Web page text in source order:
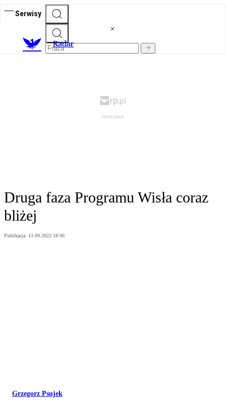
Serwisy
Radar
Druga faza Programu Wisła coraz
bliżej
Publikacja: 13.09.2022 18:00
Grzegorz Psujek